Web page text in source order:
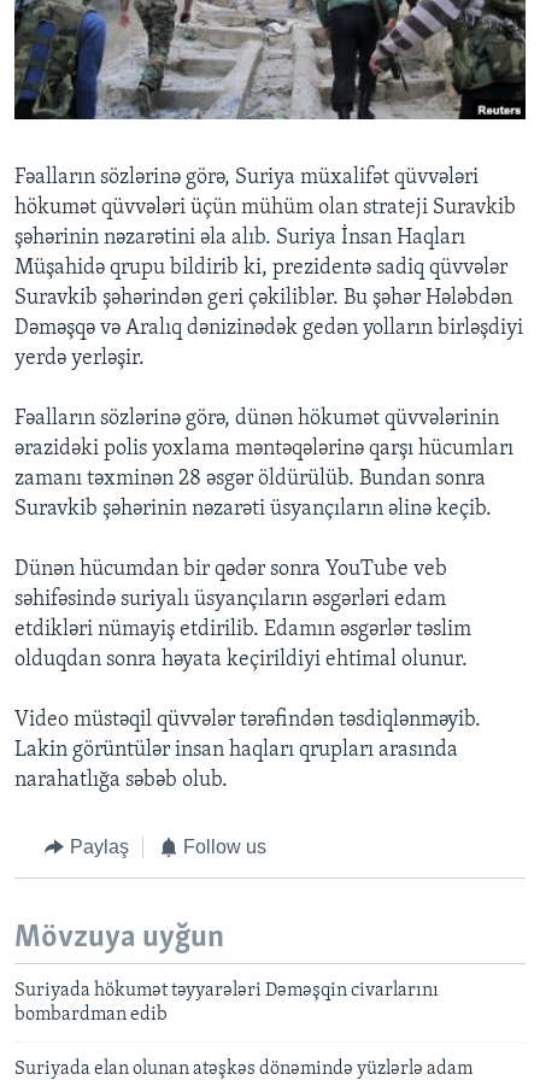
BIZI IZLƏYIN
Dillər
Fəalların sözlərinə görə, Suriya müxalifət qüvvələri
hökumət qüvvələri üçün mühüm olan strateji Suravkib
şəhərinin nəzarətini əla alıb. Suriya İnsan Haqları
Müşahidə qrupu bildirib ki, prezidentə sadiq qüvvələr
Suravkib şəhərindən geri çəkiliblər. Bu şəhər Hələbdən
Dəməşqə və Aralıq dənizinədək gedən yolların birləşdiyi
yerdə yerləşir.
Fəalların sözlərinə görə, dünən hökumət qüvvələrinin
ərazidəki polis yoxlama məntəqələrinə qarşı hücumları
zamanı təxminən 28 əsgər öldürülüb. Bundan sonra
Suravkib şəhərinin nəzarəti üsyançıların əlinə keçib.
Dünən hücumdan bir qədər sonra YouTube veb
səhifəsində suriyalı üsyançıların əsgərləri edam
etdikləri nümayiş etdirilib. Edamın əsgərlər təslim
olduqdan sonra həyata keçirildiyi ehtimal olunur.
Video müstəqil qüvvələr tərəfindən təsdiqlənməyib.
Lakin görüntülər insan haqları qrupları arasında
narahatlığa səbəb olub.
Paylaş Follow us
Mövzuya uyğun
Suriyada hökumət təyyarələri Dəməşqin civarlarını
bombardman edib
Suriyada elan olunan atəşkəs dönəmində yüzlərlə adam